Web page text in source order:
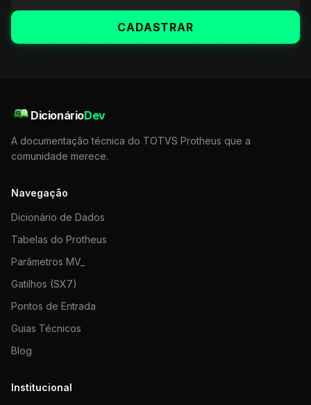
CADASTRAR
DicionárioDev
A documentação técnica do TOTVS Protheus que a
comunidade merece.
Navegação
Dicionário de Dados
Tabelas do Protheus
Parâmetros MV_
Gatilhos (SX7)
Pontos de Entrada
Guias Técnicos
Blog
Institucional